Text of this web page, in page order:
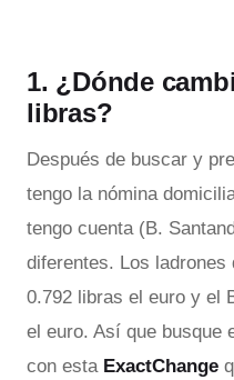
1. ¿Dónde
libras?
Después de buscar y
tengo la nómina
tengo cuenta (B.
diferentes. Los ladrones
0.792 libras el euro y el
el euro. Así que busque
con esta ExactChange